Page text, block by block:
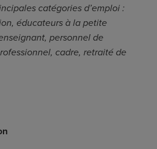
catégories d’emploi :
éducateurs à la petite
personnel de
cadre, retraité de